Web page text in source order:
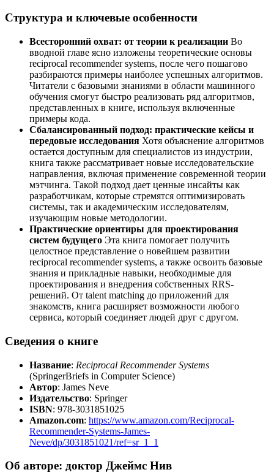
Структура и ключевые особенности
Всесторонний охват: от теории к реализации Во
вводной главе ясно изложены теоретические основы
reciprocal recommender systems, после чего пошагово
разбираются примеры наиболее успешных алгоритмов.
Читатели с базовыми знаниями в области машинного
обучения смогут быстро реализовать ряд алгоритмов,
представленных в книге, используя включенные
примеры кода.
Сбалансированный подход: практические кейсы и
передовые исследования Хотя объяснение алгоритмов
остается доступным для специалистов из индустрии,
книга также рассматривает новые исследовательские
направления, включая применение современной теории
мэтчинга. Такой подход дает ценные инсайты как
разработчикам, которые стремятся оптимизировать
системы, так и академическим исследователям,
изучающим новые методологии.
Практические ориентиры для проектирования
систем будущего Эта книга помогает получить
целостное представление о новейшем развитии
reciprocal recommender systems, а также освоить базовые
знания и прикладные навыки, необходимые для
проектирования и внедрения собственных RRS-
решений. От talent matching до приложений для
знакомств, книга расширяет возможности любого
сервиса, который соединяет людей друг с другом.
Сведения о книге
Название: Reciprocal Recommender Systems
(SpringerBriefs in Computer Science)
Автор: James Neve
Издательство: Springer
ISBN: 978-3031851025
Amazon.com: https://www.amazon.com/Reciprocal-
Recommender-Systems-James-
Neve/dp/3031851021/ref=sr_1_1
Об авторе: доктор Джеймс Нив